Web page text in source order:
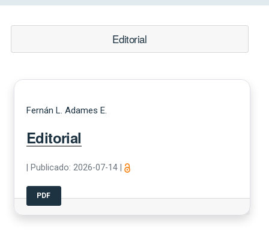
Editorial
Fernán L. Adames E.
Editorial
Publicado: 2026-07-14
PDF